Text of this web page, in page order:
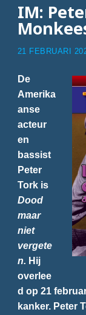
IM:
21 FEBRUARI
De
Amerika
anse
acteur
en
bassist
Peter
Tork is
Dood
maar
niet
vergete
n. Hij
overlee
d op 21
kanker. Peter